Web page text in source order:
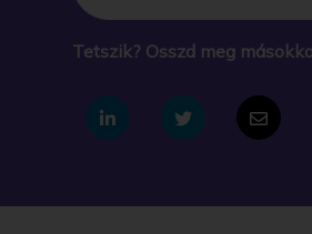
Tetszik? Osszd meg